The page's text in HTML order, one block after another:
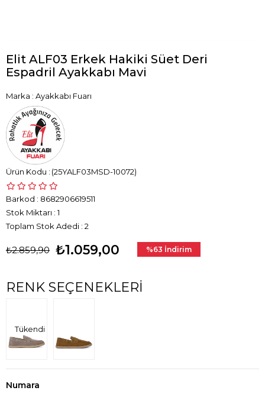
Elit ALF03 Erkek Hakiki Süet Deri
Espadril Ayakkabı Mavi
Marka : Ayakkabı Fuarı
(25YALF03MSD-10072)
Barkod : 8682906619511
Stok Miktarı : 1
Toplam Stok Adedi : 2
₺2.859,90 ₺1.059,00 %63 İndirim
RENK SEÇENEKLERI
Tükendi
Numara